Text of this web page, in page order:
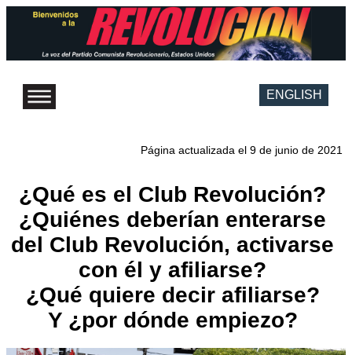
ENGLISH
Página actualizada el 9 de junio de 2021
¿Qué es el Club Revolución?
¿Quiénes deberían enterarse
del Club Revolución, activarse
con él y afiliarse?
¿Qué quiere decir afiliarse?
Y ¿por dónde empiezo?